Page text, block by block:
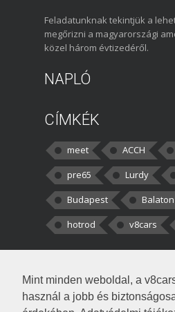
Mint minden weboldal, a
használ a jobb és
Feladatunknak tekintjük a
megőrizni a magyarországi
közel három évtizedéről.
NAPLÓ
CÍMKÉK
meet ACCH
pre65
Lurdy
Budapest
Balaton
hotrod
v8cars
kortisz:Elszúrtam!
darabbaal számoltam. Nem